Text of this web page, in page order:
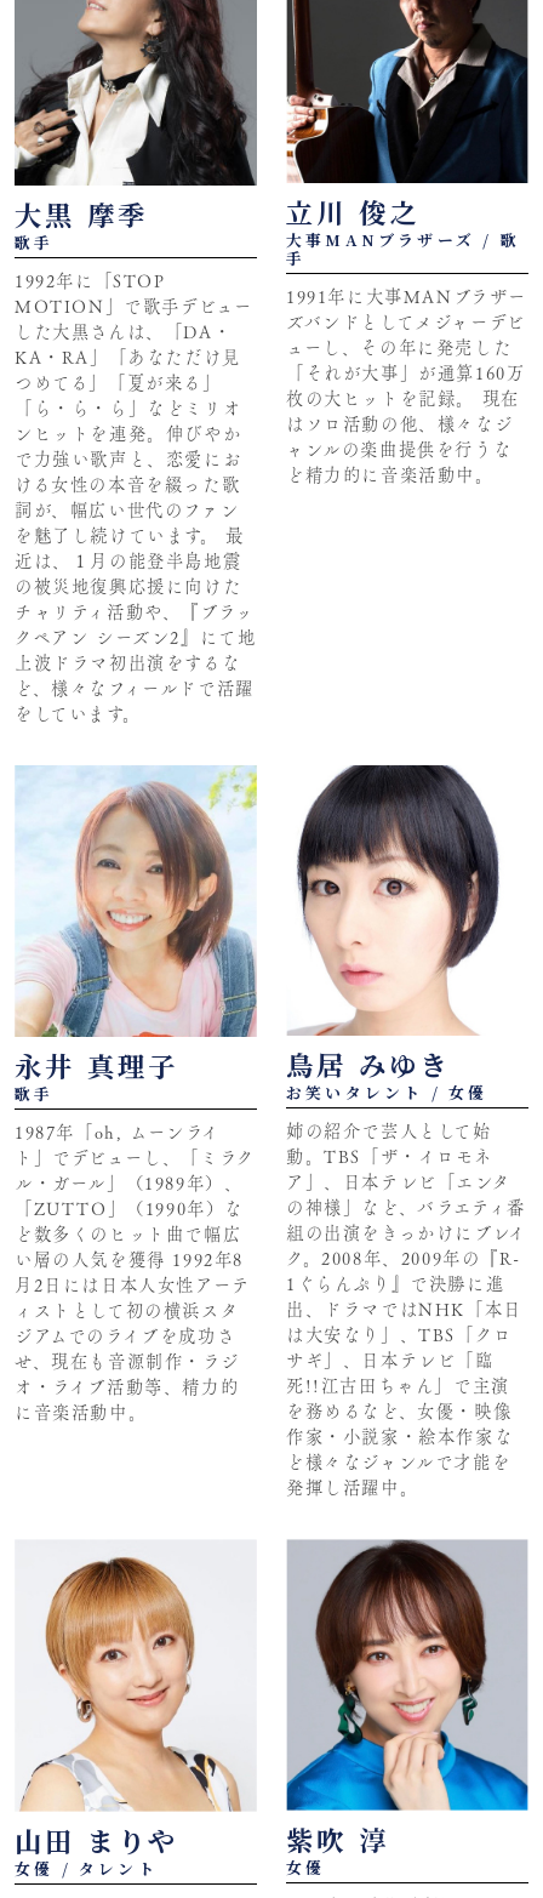
大黒 摩季
歌手
1992年に「STOP
MOTION」で歌手デビュー
した大黒さんは、「DA・
KA・RA」「あなただけ見
つめてる」「夏が来る」
「ら・ら・ら」などミリオ
ンヒットを連発。伸びやか
で力強い歌声と、恋愛にお
ける女性の本音を綴った歌
詞が、幅広い世代のファン
を魅了し続けています。 最
近は、１月の能登半島地震
の被災地復興応援に向けた
チャリティ活動や、『ブラッ
クペアン シーズン2』にて地
上波ドラマ初出演をするな
ど、様々なフィールドで活躍
をしています。
立川 俊之
大事MANブラザーズ / 歌
手
1991年に大事MANブラザー
ズバンドとしてメジャーデビ
ューし、その年に発売した
「それが大事」が通算160万
枚の大ヒットを記録。 現在
はソロ活動の他、様々なジ
ャンルの楽曲提供を行うな
ど精力的に音楽活動中。
永井 真理子
歌手
1987年「oh, ムーンライ
ト」でデビューし、「ミラク
ル・ガール」（1989年）、
「ZUTTO」（1990年）な
ど数多くのヒット曲で幅広
い層の人気を獲得 1992年8
月2日には日本人女性アーテ
ィストとして初の横浜スタ
ジアムでのライブを成功さ
せ、現在も音源制作・ラジ
オ・ライブ活動等、精力的
に音楽活動中。
鳥居 みゆき
お笑いタレント / 女優
姉の紹介で芸人として始
動。TBS「ザ・イロモネ
ア」、日本テレビ「エンタ
の神様」など、バラエティ番
組の出演をきっかけにブレイ
ク。2008年、2009年の『R-
1ぐらんぷり』で決勝に進
出、ドラマではNHK「本日
は大安なり」、TBS「クロ
サギ」、日本テレビ「臨
死!!江古田ちゃん」で主演
を務めるなど、女優・映像
作家・小説家・絵本作家な
ど様々なジャンルで才能を
発揮し活躍中。
山田 まりや
女優 / タレント
紫吹 淳
女優